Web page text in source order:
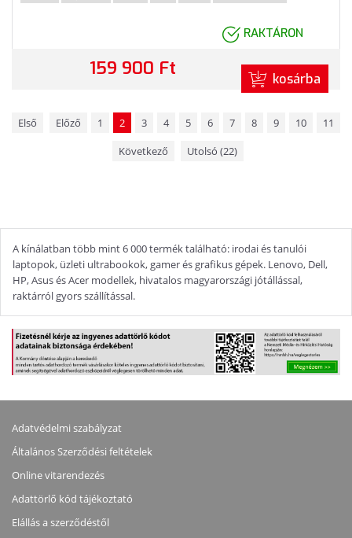
RAKTÁRON
159 900 Ft kosárba
Első Előző 1 2 3 4 5 6 7 8 9 10
11
Következő
Utolsó (22)
A kínálatban több mint 6 000 termék található: irodai és tanulói
laptopok, üzleti ultrabookok, gamer és grafikus gépek. Lenovo, Dell,
HP, Asus és Acer modellek, hivatalos magyarországi jótállással,
raktárról gyors szállítással.
Adatvédelmi szabályzat
Általános Szerződési feltételek
Online vitarendezés
Adattörlő kód tájékoztató
Elállás a szerződéstől